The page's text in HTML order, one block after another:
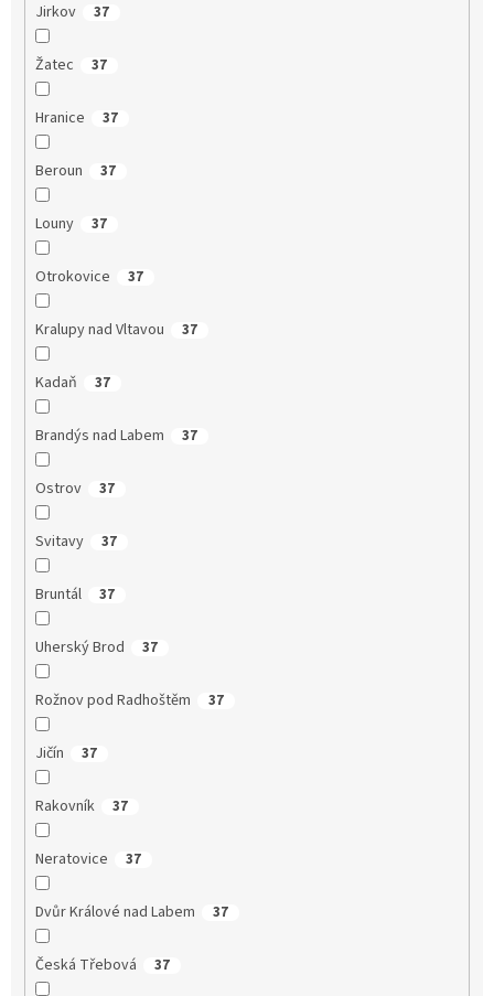
Jirkov 37
Žatec 37
Hranice 37
Beroun 37
Louny 37
Otrokovice 37
Kralupy nad Vltavou 37
Kadaň 37
Brandýs nad Labem 37
Ostrov 37
Svitavy 37
Bruntál 37
Uherský Brod 37
Rožnov pod Radhoštěm 37
Jičín 37
Rakovník 37
Neratovice 37
Dvůr Králové nad Labem 37
Česká Třebová 37